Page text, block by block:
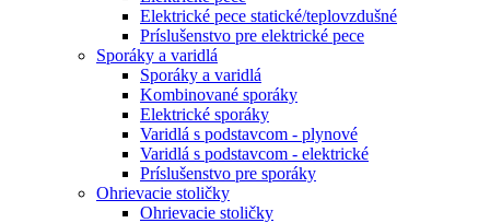
Elektrické pece statické/teplovzdušné
Príslušenstvo pre elektrické pece
Sporáky a varidlá
Sporáky a varidlá
Kombinované sporáky
Elektrické sporáky
Varidlá s podstavcom - plynové
Varidlá s podstavcom - elektrické
Príslušenstvo pre sporáky
Ohrievacie stoličky
Ohrievacie stoličky